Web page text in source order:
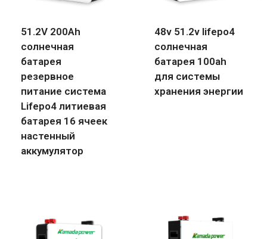
51.2V 200Ah
солнечная
батарея
резервное
питание система
Lifepo4 литиевая
батарея 16 ячеек
настенный
аккумулятор
48v 51.2v lifepo4
солнечная
батарея 100ah
для системы
хранения энергии